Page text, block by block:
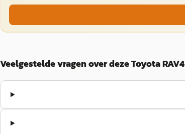
Veelgestelde vragen over deze Toyota RAV4